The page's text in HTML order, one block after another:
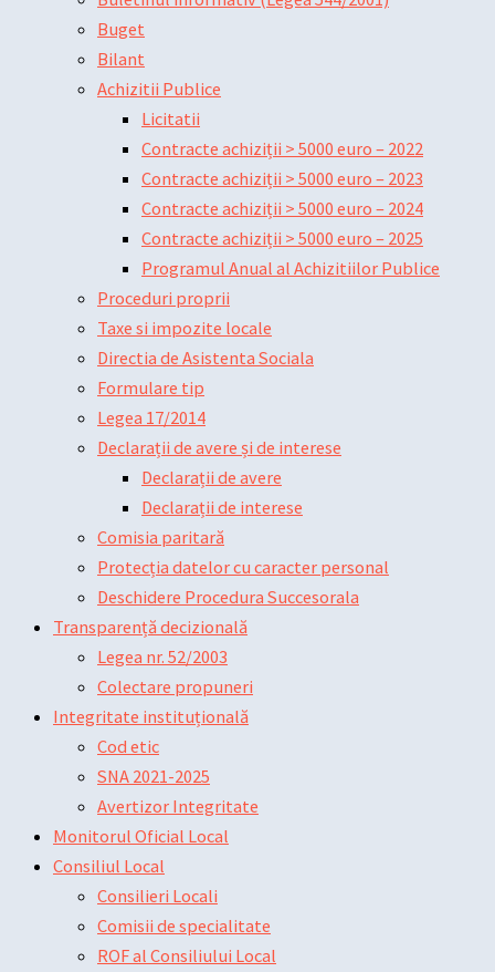
Buget
Bilant
Achizitii Publice
Licitatii
Contracte achiziții > 5000 euro – 2022
Contracte achiziții > 5000 euro – 2023
Contracte achiziții > 5000 euro – 2024
Contracte achiziții > 5000 euro – 2025
Programul Anual al Achizitiilor Publice
Proceduri proprii
Taxe si impozite locale
Directia de Asistenta Sociala
Formulare tip
Legea 17/2014
Declarații de avere și de interese
Declarații de avere
Declarații de interese
Comisia paritară
Protecția datelor cu caracter personal
Deschidere Procedura Succesorala
Transparență decizională
Legea nr. 52/2003
Colectare propuneri
Integritate instituțională
Cod etic
SNA 2021-2025
Avertizor Integritate
Monitorul Oficial Local
Consiliul Local
Consilieri Locali
Comisii de specialitate
ROF al Consiliului Local